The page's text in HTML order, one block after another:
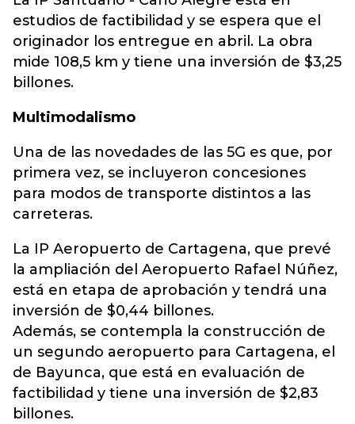
estudios de factibilidad y se espera que el
originador los entregue en abril. La obra
mide 108,5 km y tiene una inversión de $3,25
billones.
Multimodalismo
Una de las novedades de las 5G es que, por
primera vez, se incluyeron concesiones
para modos de transporte distintos a las
carreteras.
La IP Aeropuerto de Cartagena, que prevé
la ampliación del Aeropuerto Rafael Núñez,
está en etapa de aprobación y tendrá una
inversión de $0,44 billones.
Además, se contempla la construcción de
un segundo aeropuerto para Cartagena, el
de Bayunca, que está en evaluación de
factibilidad y tiene una inversión de $2,83
billones.